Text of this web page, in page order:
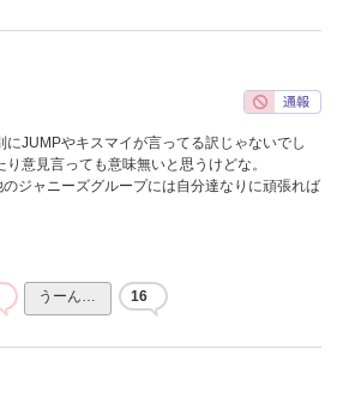
にJUMPやキスマイが言ってる訳じゃないでし
り意見言っても意味無いと思うけどな。
ジャニーズグループには自分達なりに頑張れば
うーん… 16